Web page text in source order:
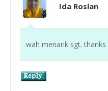
Ida Roslan
wah menarik sgt.